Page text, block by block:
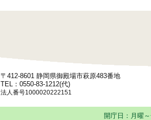
〒412-8601 静岡県御殿場市萩原483番地
TEL：0550-83-1212(代)
法人番号1000020222151
開庁日：月曜